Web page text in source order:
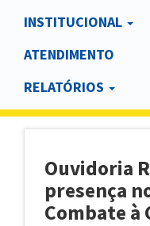
INSTITUCIONAL
ATENDIMENTO
RELATÓRIOS
Ouvidoria
presença
Combate à